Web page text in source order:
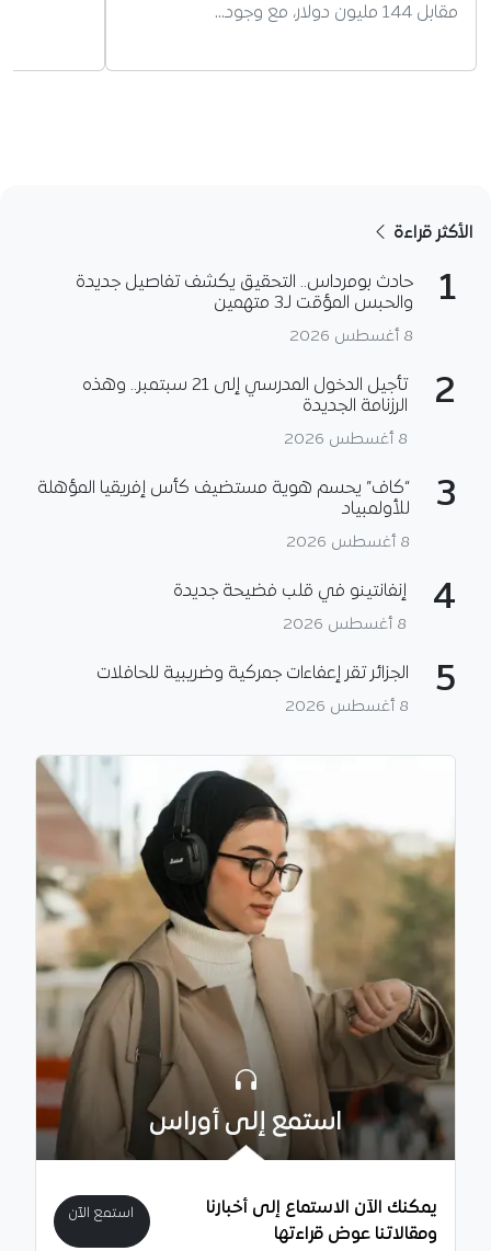
مقابل 144 مليون دولار، مع وجود…
الأكثر قراءة
1
حادث بومرداس.. التحقيق يكشف تفاصيل جديدة
والحبس المؤقت لـ3 متهمين
8 أغسطس 2026
2
تأجيل الدخول المدرسي إلى 21 سبتمبر.. وهذه
الرزنامة الجديدة
8 أغسطس 2026
3
“كاف” يحسم هوية مستضيف كأس إفريقيا المؤهلة
للأولمبياد
8 أغسطس 2026
4 إنفانتينو في قلب فضيحة جديدة
8 أغسطس 2026
5 الجزائر تقر إعفاءات جمركية وضريبية للحافلات
8 أغسطس 2026
استمع إلى أوراس
يمكنك الآن الاستماع إلى أخبارنا
ومقالاتنا عوض قراءتها
استمع الآن